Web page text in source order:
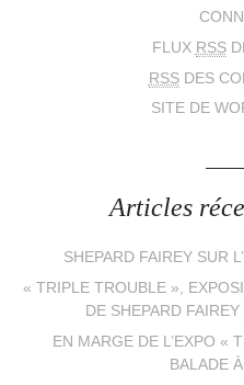
FLUX RSS
RSSDES
SITE DE
Articles
SHEPARD FAIREY SUR
« TRIPLE TROUBLE »,
DE SHEPARD
EN MARGE DE L’EXPO «
BALADE